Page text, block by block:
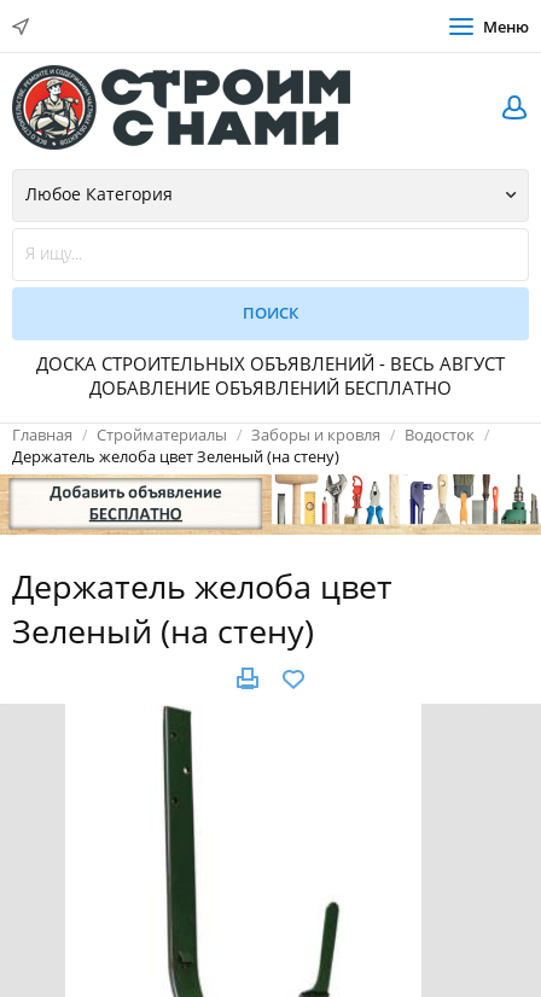
Меню
ДОСКА СТРОИТЕЛЬНЫХ ОБЪЯВЛЕНИЙ - ВЕСЬ АВГУСТ
ДОБАВЛЕНИЕ ОБЪЯВЛЕНИЙ БЕСПЛАТНО
Главная Стройматериалы Заборы и кровля
Водосток
Держатель желоба цвет Зеленый (на стену)
Держатель желоба цвет
Зеленый (на стену)